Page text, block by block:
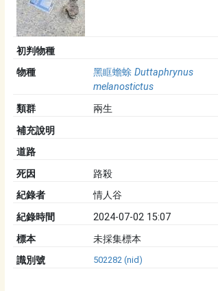
初判物種
物種
黑眶蟾蜍 Duttaphrynus
melanostictus
類群
兩生
補充說明
道路
死因
路殺
紀錄者
情人谷
紀錄時間
2024-07-02 15:07
標本
未採集標本
識別號
502282 (nid)